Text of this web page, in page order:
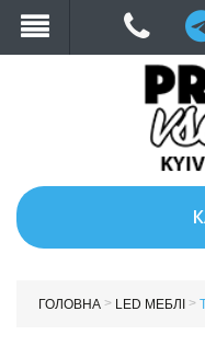
ГОЛОВНА > LED МЕБЛІ >